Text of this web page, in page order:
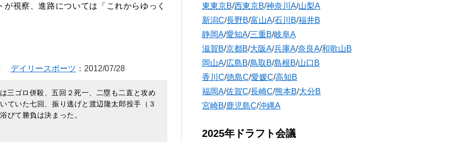
視察、進路については「これからゆっく
デイリースポーツ ：2012/07/28
三ゴロ併殺、五回２死一、二塁も二直と攻め
ていた七回、振り逃げと渡辺隆太郎投手（３
びて勝負は決まった。
東東京B/西東京B/神奈川A/山梨A
新潟C/長野B/富山A/石川B/福井B
静岡A/愛知A/三重B/岐阜A
滋賀B/京都B/大阪A/兵庫A/奈良A/和歌山B
岡山A/広島B/鳥取B/島根B/山口B
香川C/徳島C/愛媛C/高知B
福岡A/佐賀C/長崎C/熊本B/大分B
宮崎B/鹿児島C/沖縄A
2025年ドラフト会議